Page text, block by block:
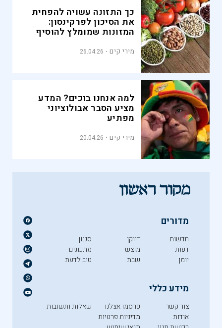
כך התזונה עשויה להפחית
את הסיכון לפרקינסון:
המזונות שמומלץ להוסיף
מירי קים 26.04.26
למה אנחנו בוכים? המדע
מציע הסבר אבולוציוני
מפתיע
מירי קים 20.04.26
מדורים
חדשות
דעות
יומן
דיוקן
מוצש
שבת
סגנון
מתכונים
טוב לדעת
מידע כללי
צור קשר
אודות
פרסמו אצלנו
מדיניות פרטיות
שאלות ותשובות